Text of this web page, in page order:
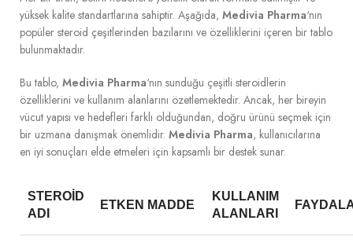
yüksek kalite standartlarına sahiptir. Aşağıda, Medivia Pharma‘nın
popüler steroid çeşitlerinden bazılarını ve özelliklerini içeren bir tablo
bulunmaktadır.
Bu tablo, Medivia Pharma‘nın sunduğu çeşitli steroidlerin
özelliklerini ve kullanım alanlarını özetlemektedir. Ancak, her bireyin
vücut yapısı ve hedefleri farklı olduğundan, doğru ürünü seçmek için
bir uzmana danışmak önemlidir. Medivia Pharma, kullanıcılarına
en iyi sonuçları elde etmeleri için kapsamlı bir destek sunar.
STEROID
ADI
ETKEN MADDE
KULLANIM
ALANLARI